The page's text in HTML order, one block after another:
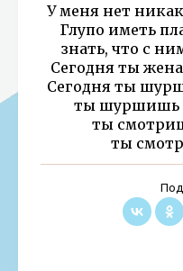
У меня нет
Глупо иметь
знать, что с
Сегодня ты
Сегодня ты
ты шуршишь
ты
ты